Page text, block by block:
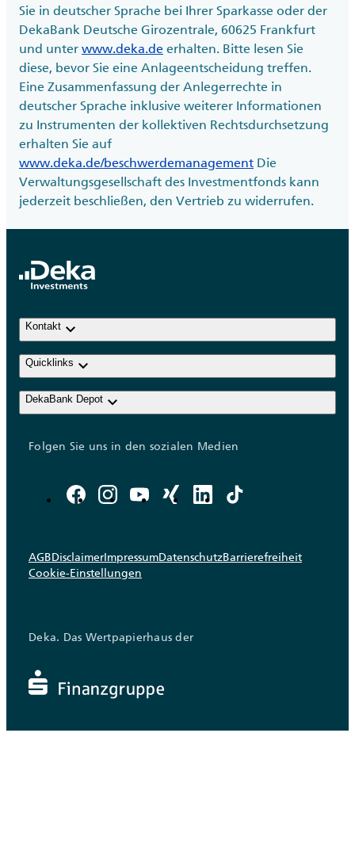
Sie in deutscher Sprache bei Ihrer Sparkasse oder der
DekaBank Deutsche Girozentrale, 60625 Frankfurt
und unter www.deka.de erhalten. Bitte lesen Sie
diese, bevor Sie eine Anlageentscheidung treffen.
Eine Zusammenfassung der Anlegerrechte in
deutscher Sprache inklusive weiterer Informationen
zu Instrumenten der kollektiven Rechtsdurchsetzung
erhalten Sie auf
www.deka.de/beschwerdemanagement Die
Verwaltungsgesellschaft des Investmentfonds kann
jederzeit beschließen, den Vertrieb zu widerrufen.
Kontakt keyboard_arrow_down
Quicklinks keyboard_arrow_down
DekaBank Depot keyboard_arrow_down
Folgen Sie uns in den sozialen Medien
AGBDisclaimerImpressumDatenschutzBarrierefreiheit
Cookie-Einstellungen
Deka. Das Wertpapierhaus der